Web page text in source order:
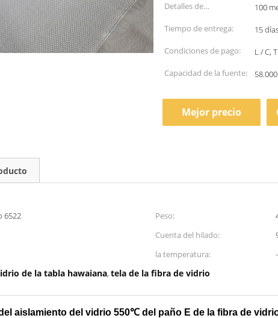
Detalles de
empaquetado:
100
Tiempo de entrega:
15
Condiciones de pago:
L / C,
Capacidad de la fuente:
Mejor precio
6522 Peso:
Cuenta del hilado:
la temperatura:
de la tabla hawaiana, tela de la fibra de vidrio
aislamiento del vidrio 550℃ del paño E de la fibra de